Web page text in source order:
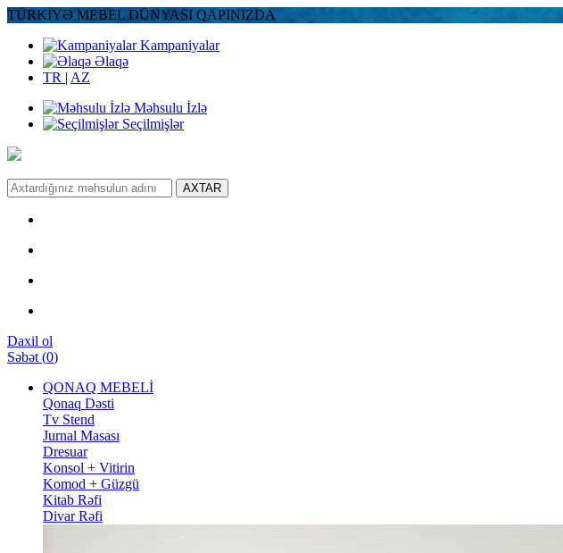
TÜRKİYƏ MEBEL DÜNYASI QAPINIZDA
Kampaniyalar
Əlaqə
TR | AZ
Məhsulu İzlə
Seçilmişlər
AXTAR
Daxil ol
Səbət (0)
QONAQ MEBELİ
Qonaq Dəsti
Tv Stend
Jurnal Masası
Dresuar
Konsol + Vitirin
Komod + Güzgü
Kitab Rəfi
Divar Rəfi